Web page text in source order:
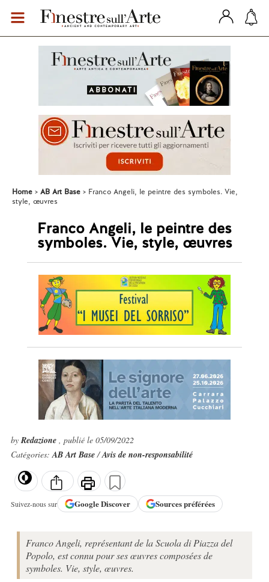
Home AB Art Base
Franco Angeli, le peintre des symboles. Vie,
style, œuvres
Franco Angeli, le peintre des
symboles. Vie, style, œuvres
byRedazione , publié le 05/09/2022
Catégories:AB Art Base/Avis de non-responsabilité
Suivez-nous sur GoogleDiscover Sources préférées
Franco Angeli, représentant de la Scuola di Piazza del
Popolo, est connu pour ses œuvres composées de
symboles. Vie, style, œuvres.